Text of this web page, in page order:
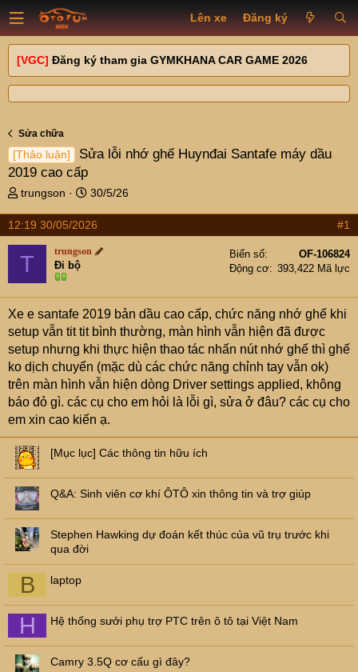
Lên xe Đăng ký
[VGC] Đăng ký tham gia GYMKHANA CAR GAME 2026
Sửa chữa
[Thảo luận]
Sửa lỗi nhớ ghế Huynđai Santafe máy dầu
2019 cao cấp
T
r
e
s
t
a
r
t
r
trungson
N
à
y
g
30/5/26
12:19 30/05/2026 #1
T trungson
Đi bộ
Biển số
OF-106824
Động cơ
393,422 Mã lực
Xe e santafe 2019 bản dầu cao cấp, chức năng nhớ ghế khi
setup vẫn tit tit bình thường, màn hình vẫn hiện đã được
setup nhưng khi thực hiện thao tác nhấn nút nhớ ghế thì ghế
ko dịch chuyển (mặc dù các chức năng chỉnh tay vẫn ok)
trên màn hình vẫn hiện dòng Driver settings applied, không
báo đỏ gì. các cụ cho em hỏi là lỗi gì, sửa ở đâu? các cụ cho
em xin cao kiến ạ.
[Mục lục] Các thông tin hữu ích
Q&A: Sinh viên cơ khí ÔTÔ xin thông tin và trợ giúp
Stephen Hawking dự đoán kết thúc của vũ trụ trước khi
qua đời
B laptop
H Hệ thống sưởi phụ trợ PTC trên ô tô tại Việt Nam
Camry 3.5Q cơ cấu gì đây?